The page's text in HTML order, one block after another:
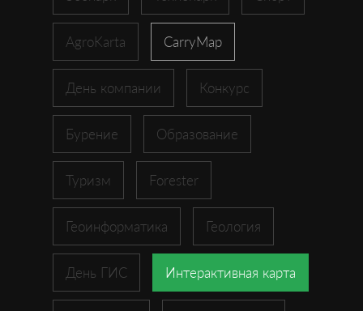
AgroKarta CarryMap
День компании Конкурс
Бурение Образование
Туризм Forester
Геоинформатика Геология
День ГИС Интерактивная карта